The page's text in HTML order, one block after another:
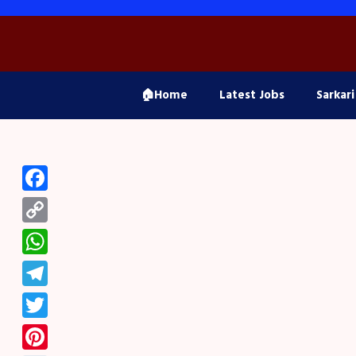
Skip
🏠Home Latest Jobs
Facebook
Copy
Link
WhatsApp
Telegram
Twitter